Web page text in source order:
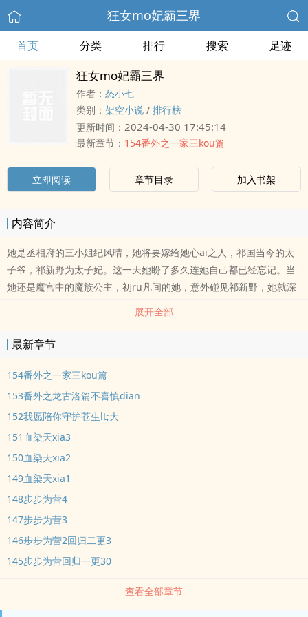
狂女mo妃霸三界
首页 分类 排行 搜索 足迹
狂女mo妃霸三界
作者： 怂小七
类别： 架空小说 / 排行榜
更新时间： 2024-04-30 17:45:14
最新章节： 154番外之一家三kou篇
立即阅读 章节目录 加入书架
内容简介
她是丞相府的三小姐纪风晴，她将要嫁给她心ai之人，祁国当今的太
子爷，祁新野为太子妃。这一天她盼了多久连她自己都已经忘记。当
她还是魔宫中的魔族公主，初ru凡间的她，意外碰见祁新野，她就深
深ai上了这个男子。为了他，她脱下夏璎珞这个魔族公主的名号，抛
弃倾世容颜，脱离魔族，毅然附shen于丞相府三小姐纪风晴的shen
上。虽然纪风晴天生丑陋，不遭人待见。左眼上大大的胎记几乎掩盖
ai的人共结连理，就算肢ti残缺她也无所谓。…
展开全部
最新章节
154番外之一家三kou篇
153番外之龙古洛篇不喜慎dian
152我愿陪你守护苍生lt;大
151血染天xia3
150血染天xia2
149血染天xia1
148步步为营4
147步步为营3
146步步为营2回归二更3
145步步为营回归一更30
查看全部章节